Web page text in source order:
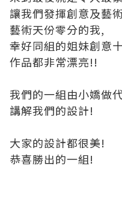
讓我們發揮創意及藝
藝術天份零分的我,
幸好同組的姐妹創意
作品都非常漂亮!!
我們的一組由小嬌做
講解我們的設計!
大家的設計都很美!
恭喜勝出的一組!